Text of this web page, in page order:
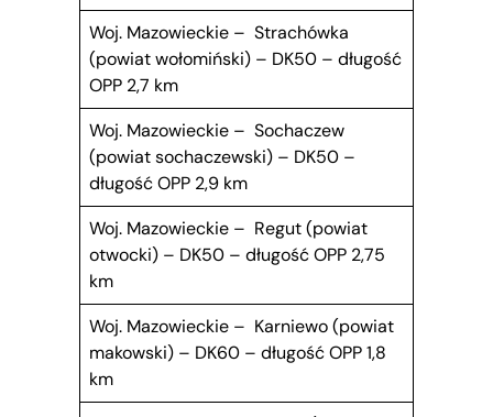
Woj. Mazowieckie – Strachówka
(powiat wołomiński) – DK50 – długość
OPP 2,7 km
Woj. Mazowieckie – Sochaczew
(powiat sochaczewski) – DK50 –
długość OPP 2,9 km
Woj. Mazowieckie – Regut (powiat
otwocki) – DK50 – długość OPP 2,75
km
Woj. Mazowieckie – Karniewo (powiat
makowski) – DK60 – długość OPP 1,8
km